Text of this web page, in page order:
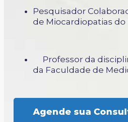
Pesquisador
de Miocardiopatias do
Professor da
da Faculdade de
Agende sua